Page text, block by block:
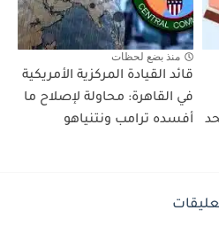
1% بحد
منذ بضع لحظات
قائد القيادة المركزية الأمريكية
في القاهرة: محاولة لإصلاح ما
أفسده ترامب ونتنياهو